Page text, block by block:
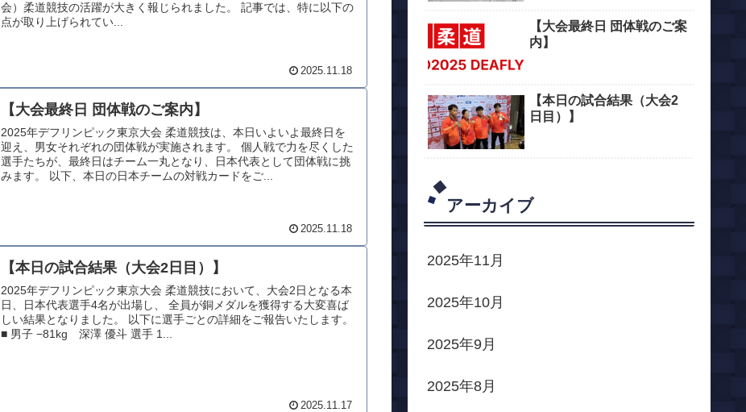
会）柔道競技の活躍が大きく報じられました。 記事では、特に以下の
点が取り上げられてい...
2025.11.18
【大会最終日 団体戦のご案内】
2025年デフリンピック東京大会 柔道競技は、本日いよいよ最終日を
迎え、男女それぞれの団体戦が実施されます。 個人戦で力を尽くした
選手たちが、最終日はチーム一丸となり、日本代表として団体戦に挑
みます。 以下、本日の日本チームの対戦カードをご...
2025.11.18
【本日の試合結果（大会2日目）】
2025年デフリンピック東京大会 柔道競技において、大会2日となる本
日、日本代表選手4名が出場し、 全員が銅メダルを獲得する大変喜ば
しい結果となりました。 以下に選手ごとの詳細をご報告いたします。
■ 男子 −81kg 深澤 優斗 選手 1...
2025.11.17
【大会最終日 団体戦のご案
内】
【本日の試合結果（大会2
日目）】
アーカイブ
2025年11月
2025年10月
2025年9月
2025年8月